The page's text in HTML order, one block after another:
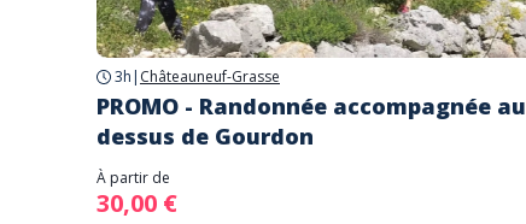
3h | Châteauneuf-Grasse
PROMO - Randonnée accompagnée au
dessus de Gourdon
À partir de
30,00 €